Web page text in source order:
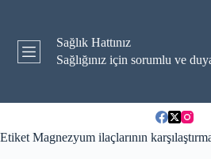
Sağlık Hattınız
Sağlığınız için sorumlu ve
Etiket Magnezyum ilaçlarının